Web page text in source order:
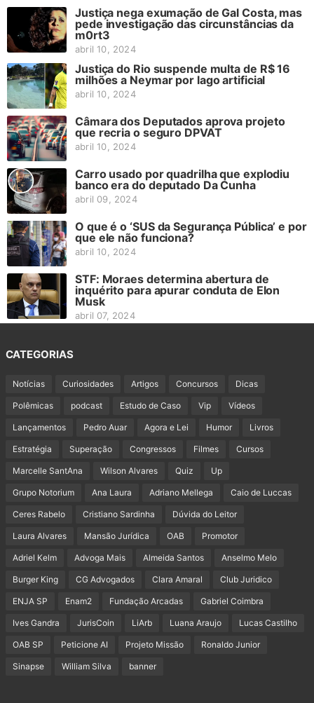
Justiça nega exumação de Gal Costa, mas
pede investigação das circunstâncias da
m0rt3
abril 10, 2024
Justiça do Rio suspende multa de R$ 16
milhões a Neymar por lago artificial
abril 10, 2024
Câmara dos Deputados aprova projeto
que recria o seguro DPVAT
abril 10, 2024
Carro usado por quadrilha que explodiu
banco era do deputado Da Cunha
abril 09, 2024
O que é o ‘SUS da Segurança Pública’ e por
que ele não funciona?
abril 10, 2024
STF: Moraes determina abertura de
inquérito para apurar conduta de Elon
Musk
abril 07, 2024
CATEGORIAS
Notícias Curiosidades Artigos Concursos Dicas
Polêmicas podcast Estudo de Caso Vip Vídeos
Lançamentos Pedro Auar Agora e Lei Humor Livros
Estratégia Superação Congressos Filmes Cursos
Marcelle SantAna Wilson Alvares Quiz Up
Grupo Notorium Ana Laura Adriano Mellega Caio de Luccas
Ceres Rabelo Cristiano Sardinha Dúvida do Leitor
Laura Alvares Mansão Jurídica OAB Promotor
Adriel Kelm Advoga Mais Almeida Santos Anselmo Melo
Burger King CG Advogados Clara Amaral Club Juridico
ENJA SP Enam2 Fundação Arcadas Gabriel Coimbra
Ives Gandra JurisCoin LiArb Luana Araujo Lucas Castilho
OAB SP Peticione AI Projeto Missão Ronaldo Junior
Sinapse William Silva banner